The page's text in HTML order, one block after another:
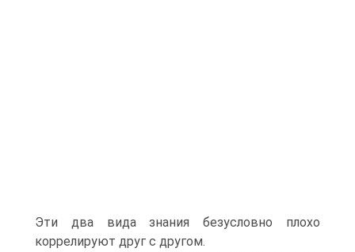
Эти два вида знания безусловно плохо
коррелируют друг с другом.